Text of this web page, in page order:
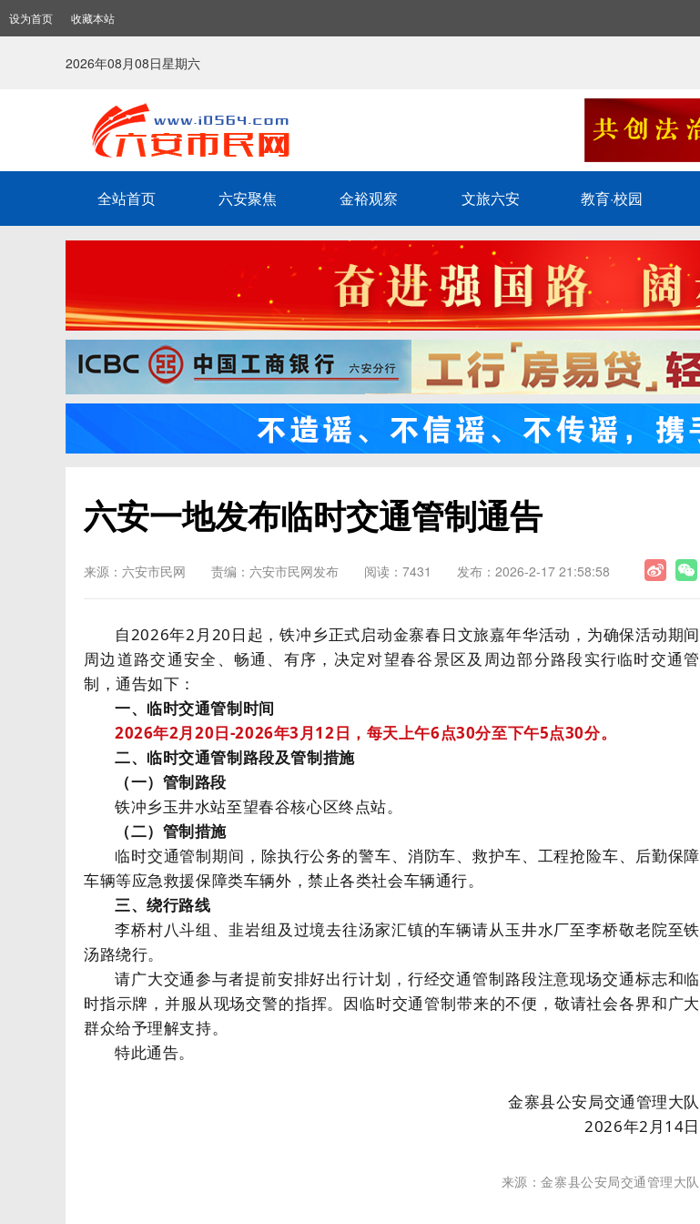
设为首页 收藏本站
2026年08月08日星期六
全站首页 六安聚焦 金裕观察 文旅六安 教育·校园
六安一地发布临时交通管制通告
来源：六安市民网 责编：六安市民网发布 阅读：7431 发布：2026-2-17 21:58:58
自2026年2月20日起，铁冲乡正式启动金寨春日文旅嘉年华活动，为确保活动期间
周边道路交通安全、畅通、有序，决定对望春谷景区及周边部分路段实行临时交通管
制，通告如下：
一、临时交通管制时间
2026年2月20日-2026年3月12日，每天上午6点30分至下午5点30分。
二、临时交通管制路段及管制措施
（一）管制路段
铁冲乡玉井水站至望春谷核心区终点站。
（二）管制措施
临时交通管制期间，除执行公务的警车、消防车、救护车、工程抢险车、后勤保障
车辆等应急救援保障类车辆外，禁止各类社会车辆通行。
三、绕行路线
李桥村八斗组、韭岩组及过境去往汤家汇镇的车辆请从玉井水厂至李桥敬老院至铁
汤路绕行。
请广大交通参与者提前安排好出行计划，行经交通管制路段注意现场交通标志和临
时指示牌，并服从现场交警的指挥。因临时交通管制带来的不便，敬请社会各界和广大
群众给予理解支持。
特此通告。
金寨县公安局交通管理大队
2026年2月14日
来源：金寨县公安局交通管理大队